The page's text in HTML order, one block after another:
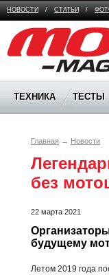
НОВОСТИ / СТАТЬИ /
Moto Magazine
ТЕХНИКА ТЕСТЫ
Главная → Новости
без
22 марта 2021
будущему
Летом 2019 года